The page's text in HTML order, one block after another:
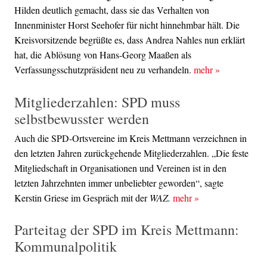
Hilden deutlich gemacht, dass sie das Verhalten von
Innenminister Horst Seehofer für nicht hinnehmbar hält. Die
Kreisvorsitzende begrüßte es, dass Andrea Nahles nun erklärt
hat, die Ablösung von Hans-Georg Maaßen als
Verfassungsschutzpräsident neu zu verhandeln. mehr»
Mitgliederzahlen: SPD muss
selbstbewusster werden
Auch die SPD-Ortsvereine im Kreis Mettmann verzeichnen in
den letzten Jahren zurückgehende Mitgliederzahlen. „Die feste
Mitgliedschaft in Organisationen und Vereinen ist in den
letzten Jahrzehnten immer unbeliebter geworden“, sagte
Kerstin Griese im Gespräch mit derWAZ. mehr»
Parteitag der SPD im Kreis Mettmann:
Kommunalpolitik